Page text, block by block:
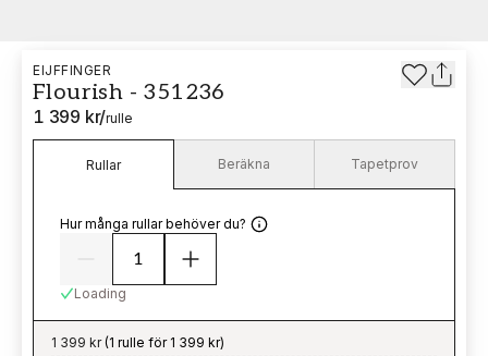
EIJFFINGER
Flourish - 351236
1 399 kr/rulle
Rullar Beräkna Tapetprov
Hur många rullar behöver du?
Loading
1 399 kr(1 rulle för 1 399 kr)